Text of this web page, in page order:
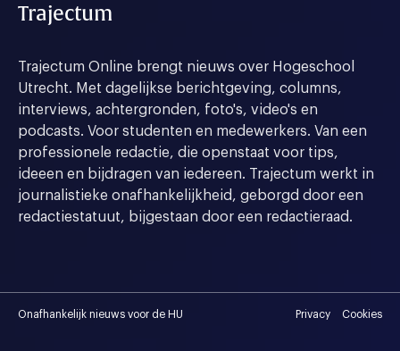
Trajectum
Trajectum Online brengt nieuws over Hogeschool
Utrecht. Met dagelijkse berichtgeving, columns,
interviews, achtergronden, foto's, video's en
podcasts. Voor studenten en medewerkers. Van een
professionele redactie, die openstaat voor tips,
ideeen en bijdragen van iedereen. Trajectum werkt in
journalistieke onafhankelijkheid, geborgd door een
redactiestatuut, bijgestaan door een redactieraad.
Onafhankelijk nieuws voor de HU Privacy Cookies